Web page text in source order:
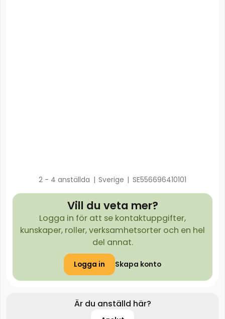
2 - 4 anställda | Sverige | SE556696410101
Vill du veta mer?
Logga in för att se kontaktuppgifter,
kunskaper, roller, verksamhetsorter och en hel
del annat.
Logga in Skapa konto
Är du anställd här?